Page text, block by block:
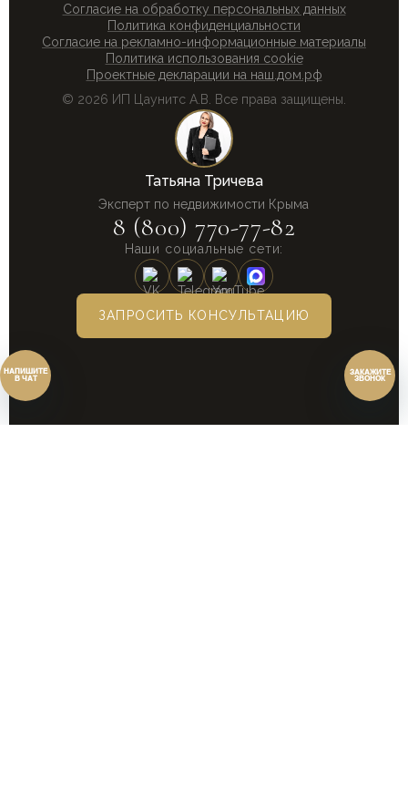
Согласие на обработку персональных данных
Политика конфиденциальности
Согласие на рекламно-информационные материалы
Политика использования cookie
Проектные декларации на наш.дом.рф
© 2026 ИП Цаунитс А.В. Все права защищены.
Татьяна Тричева
Эксперт по недвижимости Крыма
8 (800) 770-77-82
Наши социальные сети:
ЗАПРОСИТЬ КОНСУЛЬТАЦИЮ
Согласен на обработку персональных данных.Согласие
Перезвонить сейчас
Перезвонить позднее
25:00:00
Согласен на обработку персональных данных.Согласие
Перезвоните мне
ЗАКАЖИТЕ
ЗВОНОК